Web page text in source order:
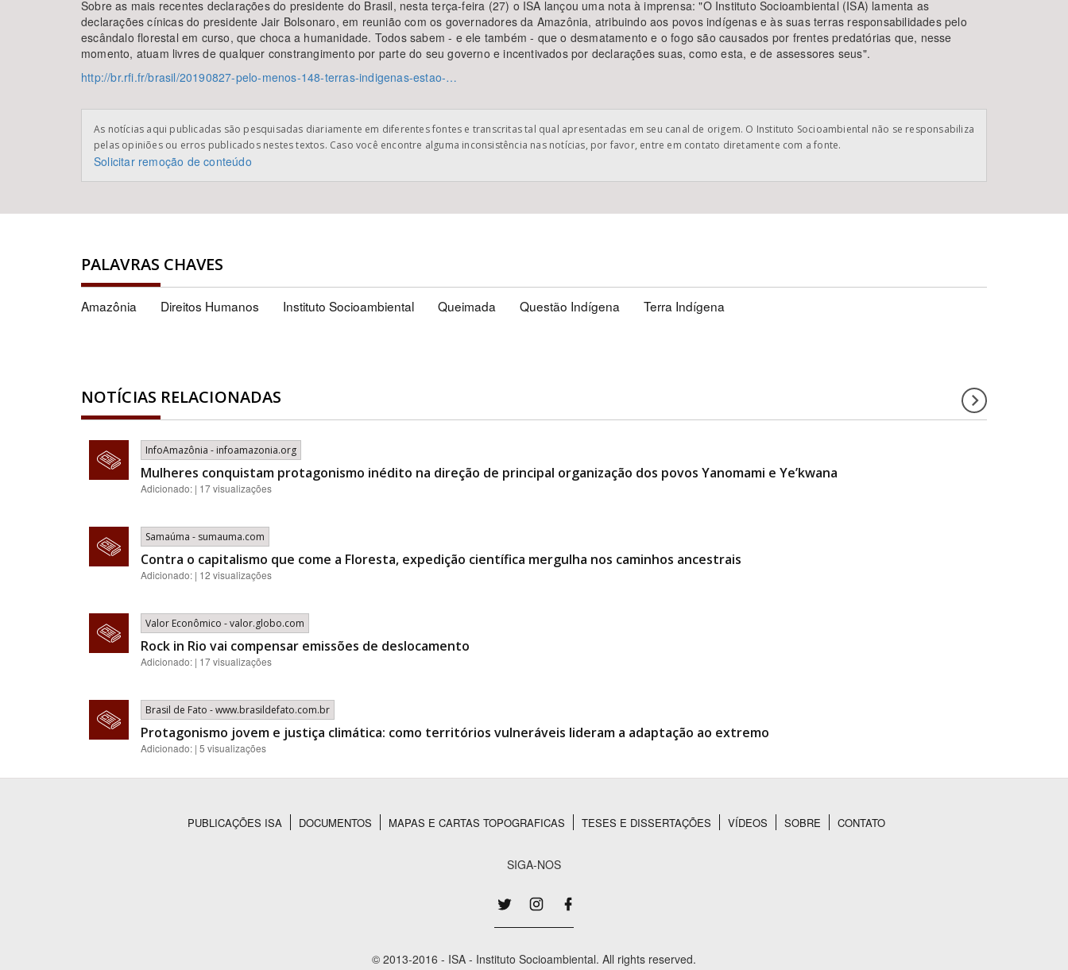
Sobre as mais recentes declarações do presidente do Brasil, nesta terça-feira (27) o ISA lançou uma nota à imprensa: "O Instituto Socioambiental (ISA) lamenta as
declarações cínicas do presidente Jair Bolsonaro, em reunião com os governadores da Amazônia, atribuindo aos povos indígenas e às suas terras responsabilidades pelo
escândalo florestal em curso, que choca a humanidade. Todos sabem - e ele também - que o desmatamento e o fogo são causados por frentes predatórias que, nesse
momento, atuam livres de qualquer constrangimento por parte do seu governo e incentivados por declarações suas, como esta, e de assessores seus".
http://br.rfi.fr/brasil/20190827-pelo-menos-148-terras-indigenas-estao-…
As notícias aqui publicadas são pesquisadas diariamente em diferentes fontes e transcritas tal qual apresentadas em seu canal de origem. O Instituto Socioambiental não se responsabiliza
pelas opiniões ou erros publicados nestes textos. Caso você encontre alguma inconsistência nas notícias, por favor, entre em contato diretamente com a fonte.
Solicitar remoção de conteúdo
PALAVRAS CHAVES
Amazônia Direitos Humanos Instituto Socioambiental Queimada Questão Indígena Terra Indígena
NOTÍCIAS RELACIONADAS
InfoAmazônia - infoamazonia.org
Mulheres conquistam protagonismo inédito na direção de principal organização dos povos Yanomami e Ye’kwana
Adicionado: | 17 visualizações
Samaúma - sumauma.com
Contra o capitalismo que come a Floresta, expedição científica mergulha nos caminhos ancestrais
Adicionado: | 12 visualizações
Valor Econômico - valor.globo.com
Rock in Rio vai compensar emissões de deslocamento
Adicionado: | 17 visualizações
Brasil de Fato - www.brasildefato.com.br
Protagonismo jovem e justiça climática: como territórios vulneráveis lideram a adaptação ao extremo
Adicionado: | 5 visualizações
PUBLICAÇÕES ISA DOCUMENTOS MAPAS E CARTAS TOPOGRAFICAS TESES E DISSERTAÇÕES VÍDEOS SOBRE CONTATO
SIGA-NOS
© 2013-2016 - ISA - Instituto Socioambiental. All rights reserved.